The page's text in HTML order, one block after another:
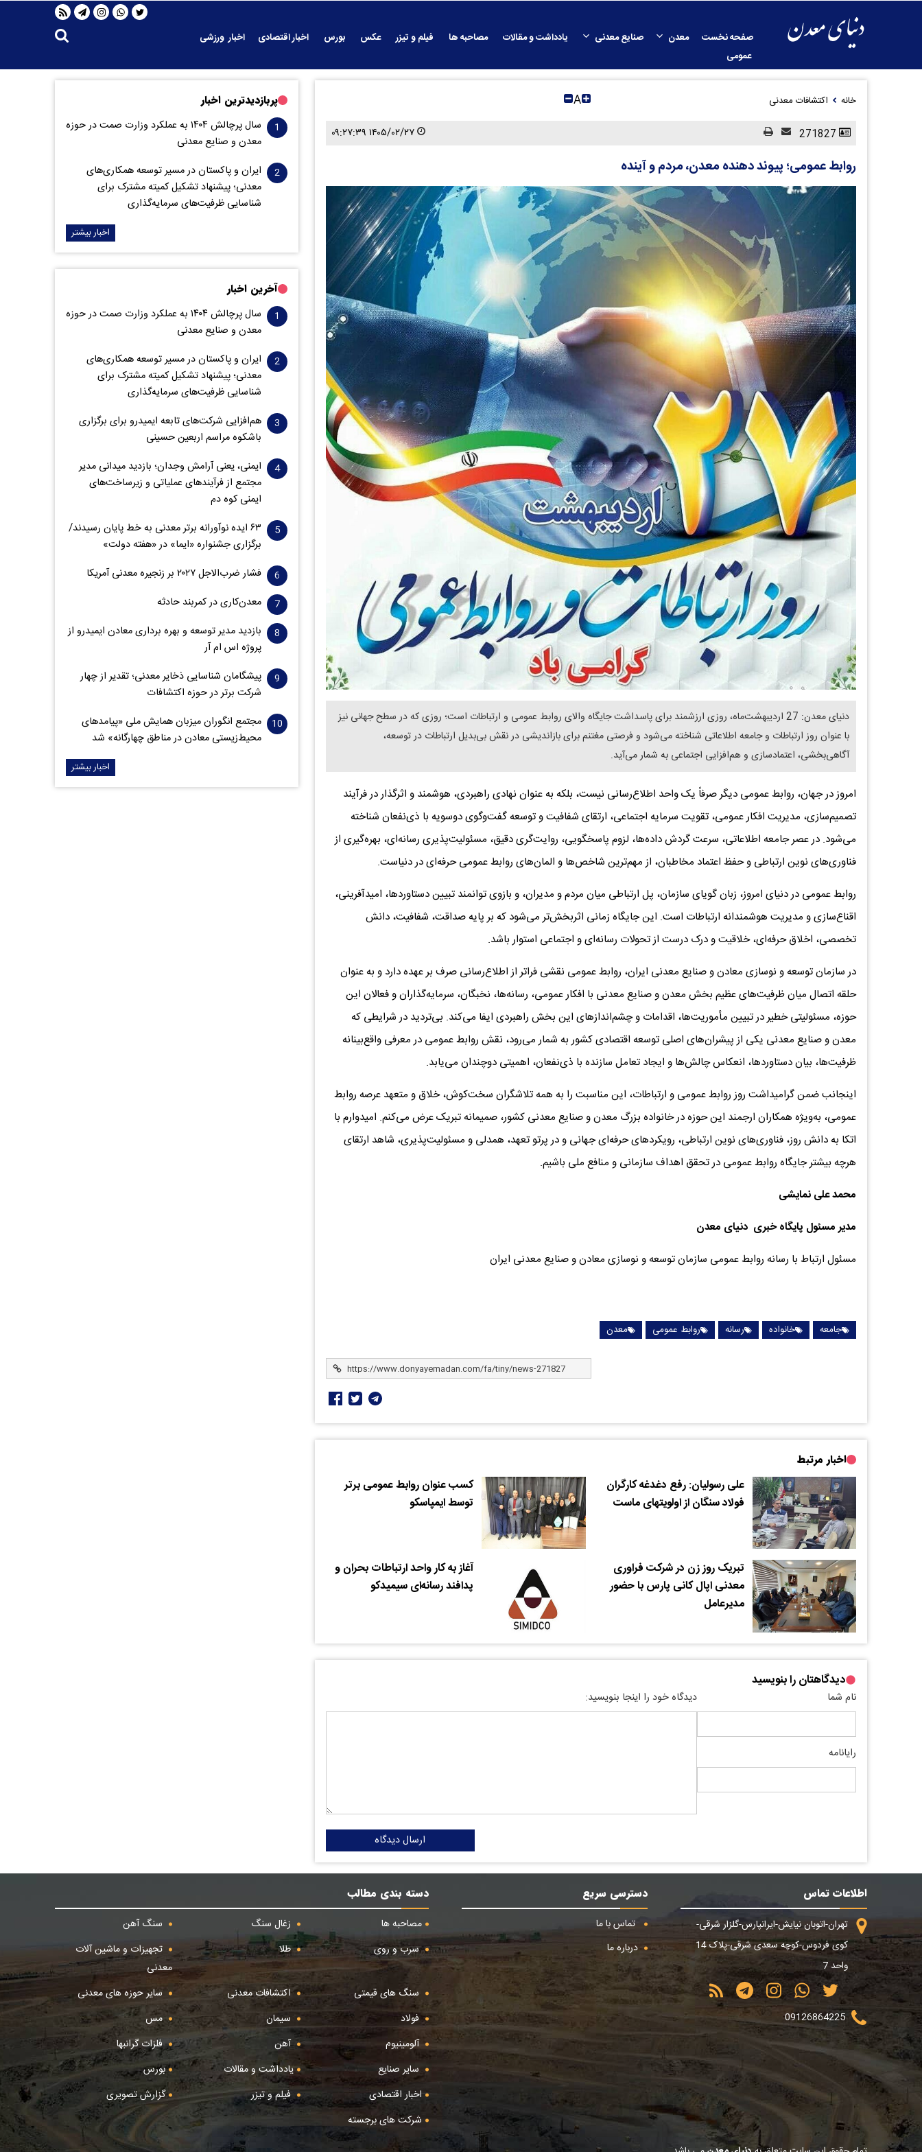
صفحه نخست معدن صنایع معدنی یادداشت و مقالات مصاحبه ها فیلم و تیزر عکس بورس اخبار اقتصادی
اخبار ورزشی
عمومی
خانه اکتشافات معدنی A
۱۴۰۵/۰۲/۲۷ ۰۹:۲۷:۳۹
روابط عمومی؛ پیوند دهنده معدن، مردم و آینده
دنیای معدن: 27 اردیبهشت‌ماه، روزی ارزشمند برای پاسداشت جایگاه والای روابط عمومی و ارتباطات است؛ روزی که در سطح جهانی نیز
با عنوان روز ارتباطات و جامعه اطلاعاتی شناخته می‌شود و فرصتی مغتنم برای بازاندیشی در نقش بی‌بدیل ارتباطات در توسعه،
آگاهی‌بخشی، اعتمادسازی و هم‌افزایی اجتماعی به شمار می‌آید.
امروز در جهان، روابط عمومی دیگر صرفاً یک واحد اطلاع‌رسانی نیست، بلکه به عنوان نهادی راهبردی، هوشمند و اثرگذار در فرآیند
تصمیم‌سازی، مدیریت افکار عمومی، تقویت سرمایه اجتماعی، ارتقای شفافیت و توسعه گفت‌وگوی دوسویه با ذی‌نفعان شناخته
می‌شود. در عصر جامعه اطلاعاتی، سرعت گردش داده‌ها، لزوم پاسخگویی، روایت‌گری دقیق، مسئولیت‌پذیری رسانه‌ای، بهره‌گیری از
فناوری‌های نوین ارتباطی و حفظ اعتماد مخاطبان، از مهم‌ترین شاخص‌ها و المان‌های روابط عمومی حرفه‌ای در دنیاست.
روابط عمومی در دنیای امروز، زبان گویای سازمان، پل ارتباطی میان مردم و مدیران، و بازوی توانمند تبیین دستاوردها، امیدآفرینی،
اقناع‌سازی و مدیریت هوشمندانه ارتباطات است. این جایگاه زمانی اثربخش‌تر می‌شود که بر پایه صداقت، شفافیت، دانش
تخصصی، اخلاق حرفه‌ای، خلاقیت و درک درست از تحولات رسانه‌ای و اجتماعی استوار باشد.
در سازمان توسعه و نوسازی معادن و صنایع معدنی ایران، روابط عمومی نقشی فراتر از اطلاع‌رسانی صرف بر عهده دارد و به عنوان
حلقه اتصال میان ظرفیت‌های عظیم بخش معدن و صنایع معدنی با افکار عمومی، رسانه‌ها، نخبگان، سرمایه‌گذاران و فعالان این
حوزه، مسئولیتی خطیر در تبیین مأموریت‌ها، اقدامات و چشم‌اندازهای این بخش راهبردی ایفا می‌کند. بی‌تردید در شرایطی که
معدن و صنایع معدنی یکی از پیشران‌های اصلی توسعه اقتصادی کشور به شمار می‌رود، نقش روابط عمومی در معرفی واقع‌بینانه
ظرفیت‌ها، بیان دستاوردها، انعکاس چالش‌ها و ایجاد تعامل سازنده با ذی‌نفعان، اهمیتی دوچندان می‌یابد.
اینجانب ضمن گرامیداشت روز روابط عمومی و ارتباطات، این مناسبت را به همه تلاشگران سخت‌کوش، خلاق و متعهد عرصه روابط
عمومی، به‌ویژه همکاران ارجمند این حوزه در خانواده بزرگ معدن و صنایع معدنی کشور، صمیمانه تبریک عرض می‌کنم. امیدوارم با
اتکا به دانش روز، فناوری‌های نوین ارتباطی، رویکردهای حرفه‌ای جهانی و در پرتو تعهد، همدلی و مسئولیت‌پذیری، شاهد ارتقای
هرچه بیشتر جایگاه روابط عمومی در تحقق اهداف سازمانی و منافع ملی باشیم.
محمد علی نمایشی
مدیر مسئول پایگاه خبری دنیای معدن
مسئول ارتباط با رسانه روابط عمومی سازمان توسعه و نوسازی معادن و صنایع معدنی ایران
جامعه خانواده رسانه روابط عمومی معدن
اخبار مرتبط
علی رسولیان: رفع دغدغه کارگران
فولاد سنگان از اولویتهای ماست
کسب عنوان روابط عمومی برتر
توسط ایمپاسکو
تبریک روز زن در شرکت فراوری
معدنی اپال کانی پارس با حضور
مدیرعامل
آغاز به کار واحد ارتباطات بحران و
پدافند رسانه‌ای سیمیدکو
دیدگاهتان را بنویسید
نام شما
رایانامه
دیدگاه خود را اینجا بنویسید:
ارسال دیدگاه
پربازدیدترین اخبار
سال پرچالش ۱۴۰۴ به عملکرد وزارت صمت در حوزه
معدن و صنایع معدنی
ایران و پاکستان در مسیر توسعه همکاری‌های
معدنی؛ پیشنهاد تشکیل کمیته مشترک برای
شناسایی ظرفیت‌های سرمایه‌گذاری
اخبار بیشتر
آخرین اخبار
سال پرچالش ۱۴۰۴ به عملکرد وزارت صمت در حوزه
معدن و صنایع معدنی
ایران و پاکستان در مسیر توسعه همکاری‌های
معدنی؛ پیشنهاد تشکیل کمیته مشترک برای
شناسایی ظرفیت‌های سرمایه‌گذاری
هم‌افزایی شرکت‌های تابعه ایمیدرو برای برگزاری
باشکوه مراسم اربعین حسینی
ایمنی، یعنی آرامش وجدان؛ بازدید میدانی مدیر
مجتمع از فرآیندهای عملیاتی و زیرساخت‌های
ایمنی کوه دم
۶۳ ایده نوآورانه برتر معدنی به خط پایان رسیدند/
برگزاری جشنواره «ایما» در «هفته دولت»
فشار ضرب‌الاجل ۲۰۲۷ بر زنجیره معدنی آمریکا
معدن‌کاری در کمربند حادثه
بازدید مدیر توسعه و بهره برداری معادن ایمیدرو از
پروژه اس ام آر
پیشگامان شناسایی ذخایر معدنی؛ تقدیر از چهار
شرکت برتر در حوزه اکتشافات‌
مجتمع انگوران میزبان همایش ملی «پیامدهای
محیط‌زیستی معادن در مناطق چهارگانه» شد
اخبار بیشتر
اطلاعات تماس
تهران-اتوبان نیایش-ایرانپارس-گلزار شرقی-
کوی فردوس-کوچه سعدی شرقی-پلاک 14
واحد 7
09126864225
دسترسی سریع
تماس با ما
درباره ما
دسته بندی مطالب
مصاحبه ها
زغال سنگ
سنگ آهن
سرب و روی
طلا
تجهیزات و ماشین آلات
معدنی
سنگ های قیمتی
اکتشافات معدنی
سایر حوزه های معدنی
فولاد
سیمان
مس
آلومینیوم
آهن
فلزات گرانبها
سایر صنایع
یادداشت و مقالات
بورس
اخبار اقتصادی
فیلم و تیزر
گزارش تصویری
شرکت های برجسته